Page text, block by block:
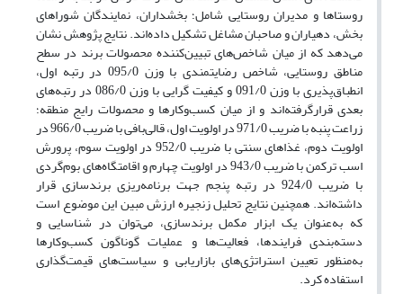
روستاها و مدیران روستایی شامل؛ بخشداران‌، نمایندگان شوراهای
بخش، دهیاران و صاحبان مشاغل تشکیل داده‌اند. نتایج پژوهش نشان
می‌دهد که از میان شاخص‌های تبیین‌کننده محصولات برند در سطح
مناطق روستایی، شاخص‌ رضایتمندی با وزن 095/0 در رتبه اول،
انطباق‌پذیری با وزن 091/0 و کیفیت گرایی با وزن 086/0 در رتبه‌های
بعدی قرارگرفته‌اند و از میان کسب‌وکارها و محصولات رایج منطقه؛
زراعت پنبه با ضریب 971/0 در اولویت اول، قالی‌بافی با ضریب 966/0 در
اولویت دوم، غذاهای سنتی با ضریب 952/0 در اولویت سوم، پرورش
اسب ترکمن با ضریب 943/0 در اولویت چهارم و اقامتگاه‌های بوم‌گردی
با ضریب 924/0 در رتبه پنجم جهت برنامه‌ریزی برندسازی قرار
داشته‌اند. همچنین نتایج تحلیل زنجیره ارزش مبین این موضوع است
که به‌عنوان یک ابزار مکمل برندسازی، می‌توان در شناسایی و
دسته‌بندی فرایندها، فعالیت‌ها و عملیات گوناگون کسب‌وکارها
به‌منظور تعیین استراتژی‌های بازاریابی و سیاست‌های قیمت‌‌گذاری
استفاده کرد.